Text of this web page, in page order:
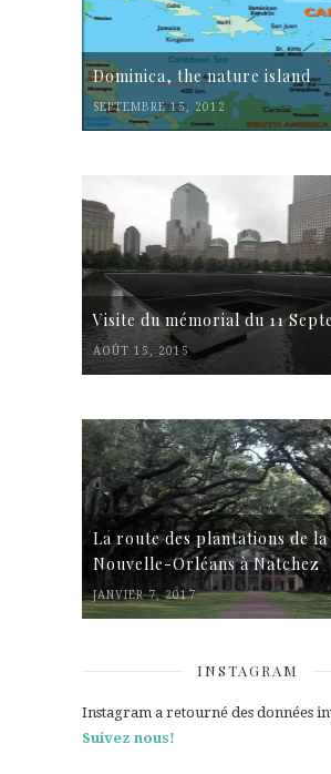
Dominica, the nature island
SEPTEMBRE 15, 2012
Visite du mémorial du 11
AOÛT 15, 2015
La route des plantations de la
Nouvelle-Orléans à Natchez
JANVIER 7, 2017
INSTAGRAM
Instagram a retourné des données
Suivez nous!